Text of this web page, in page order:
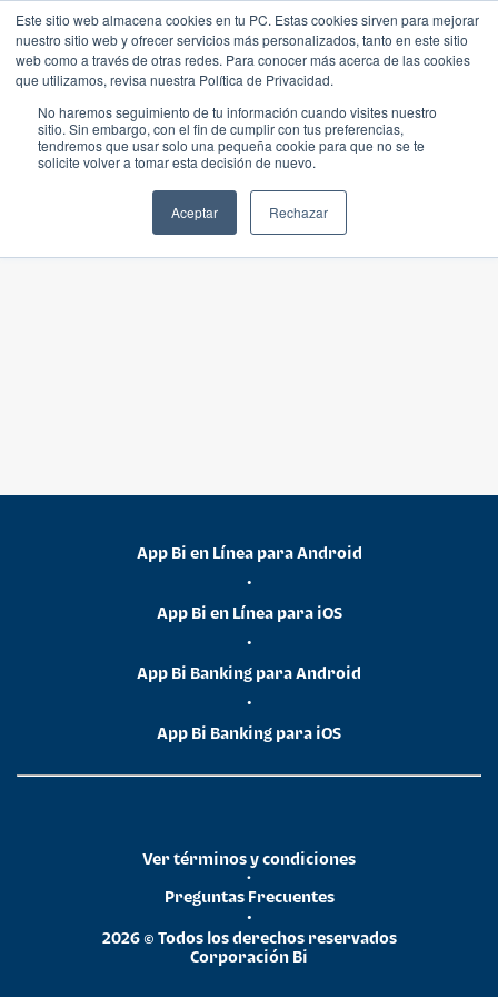
Este sitio web almacena cookies en tu PC. Estas cookies sirven para mejorar
nuestro sitio web y ofrecer servicios más personalizados, tanto en este sitio
web como a través de otras redes. Para conocer más acerca de las cookies
que utilizamos, revisa nuestra Política de Privacidad.
No haremos seguimiento de tu información cuando visites nuestro
sitio. Sin embargo, con el fin de cumplir con tus preferencias,
tendremos que usar solo una pequeña cookie para que no se te
solicite volver a tomar esta decisión de nuevo.
Aceptar Rechazar
App Bi en Línea para Android
•
App Bi en Línea para iOS
•
App Bi Banking para Android
•
App Bi Banking para iOS
2026 © Todos los derechos reservados
Corporación Bi
•
Preguntas Frecuentes
•
Ver términos y condiciones